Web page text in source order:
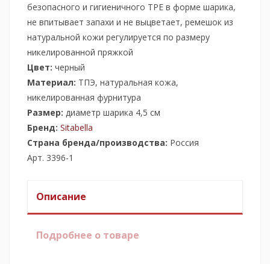
безопасного и гигиеничного ТРЕ в форме шарика,
не впитывает запахи и не выцветает, ремешок из
натуральной кожи регулируется по размеру
никелированной пряжкой
Цвет: черный
Материал: ТПЭ, натуральная кожа,
никелированная фурнитура
Размер: диаметр шарика 4,5 см
Бренд: Sitabella
Страна бренда/производства: Россия
Арт. 3396-1
Описание
Подробнее о товаре